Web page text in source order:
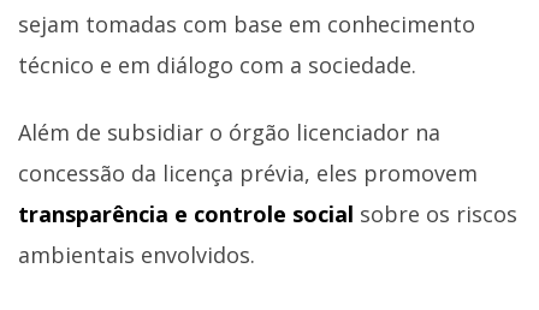
sejam tomadas com base em conhecimento
técnico e em diálogo com a sociedade.
Além de subsidiar o órgão licenciador na
concessão da licença prévia, eles promovem
transparência e controle social sobre os riscos
ambientais envolvidos.